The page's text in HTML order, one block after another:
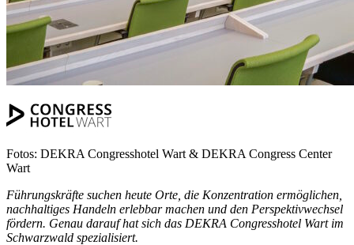
Fotos: DEKRA Congresshotel Wart & DEKRA Congress Center
Wart
Führungskräfte suchen heute Orte, die Konzentration ermöglichen,
nachhaltiges Handeln erlebbar machen und den Perspektivwechsel
fördern. Genau darauf hat sich das DEKRA Congresshotel Wart im
Schwarzwald spezialisiert.